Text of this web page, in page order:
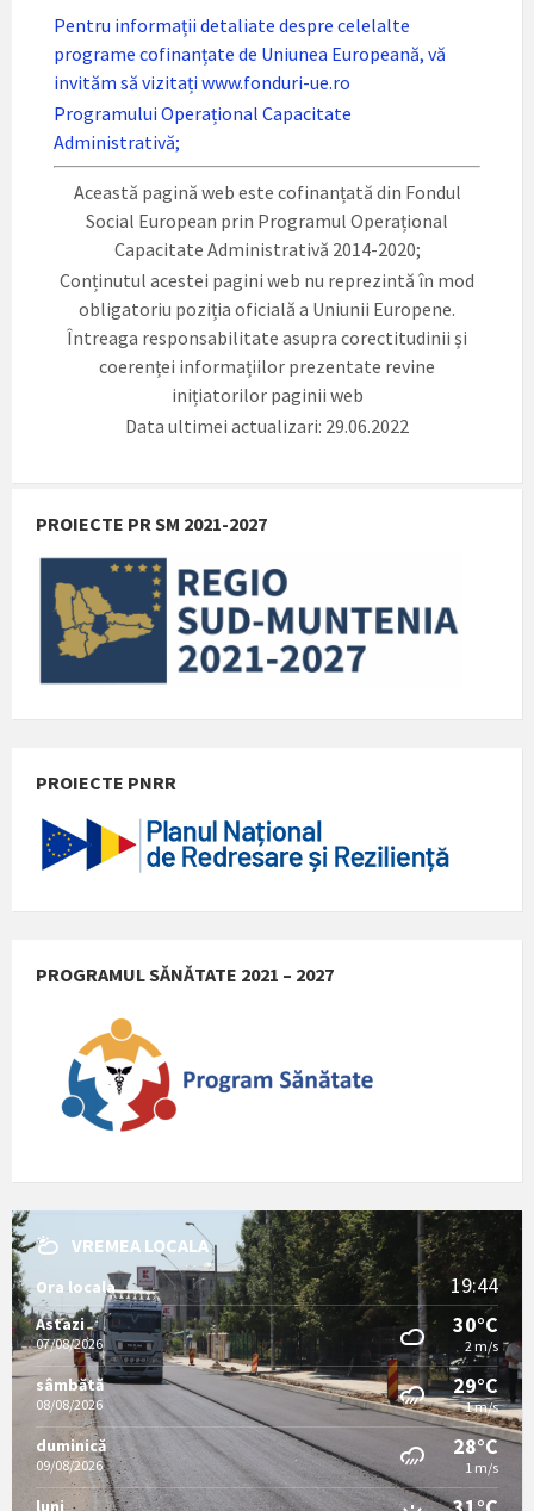
Pentru informații detaliate despre celelalte
programe cofinanțate de Uniunea Europeană, vă
invităm să vizitați www.fonduri-ue.ro
Programului Operațional Capacitate
Administrativă;
Această pagină web este cofinanțată din Fondul
Social European prin Programul Operațional
Capacitate Administrativă 2014-2020;
Conținutul acestei pagini web nu reprezintă în mod
obligatoriu poziția oficială a Uniunii Europene.
Întreaga responsabilitate asupra corectitudinii și
coerenței informațiilor prezentate revine
inițiatorilor paginii web
Data ultimei actualizari: 29.06.2022
PROIECTE PR SM 2021-2027
PROIECTE PNRR
PROGRAMUL SĂNĂTATE 2021 – 2027
VREMEA LOCALA
Ora locala 19:44
Astazi
07/08/2026
30°C
2 m/s
sâmbătă
08/08/2026
29°C
1 m/s
duminică
09/08/2026
28°C
1 m/s
luni